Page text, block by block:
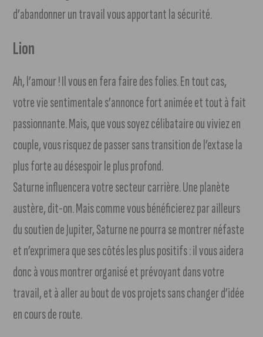
d’abandonner un travail vous apportant la sécurité.
Lion
Ah, l’amour ! Il vous en fera faire des folies. En tout cas,
votre vie sentimentale s’annonce fort animée et tout à fait
passionnante. Mais, que vous soyez célibataire ou viviez en
couple, vous risquez de passer sans transition de l’extase la
plus forte au désespoir le plus profond.
Saturne influencera votre secteur carrière. Une planète
austère, dit-on. Mais comme vous bénéficierez par ailleurs
du soutien de Jupiter, Saturne ne pourra se montrer néfaste
et n’exprimera que ses côtés les plus positifs : il vous aidera
donc à vous montrer organisé et prévoyant dans votre
travail, et à aller au bout de vos projets sans changer d’idée
en cours de route.